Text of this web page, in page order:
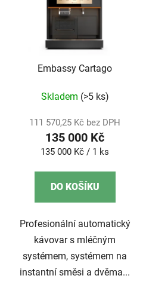
Embassy Cartago
Skladem (>5 ks)
111 570,25 Kč bez DPH
135 000 Kč
Měrná
135 000 Kč / 1 ks
DO KOŠÍKU
Profesionální automatický
kávovar s mléčným
systémem, systémem na
instantní směsi a dvěma...